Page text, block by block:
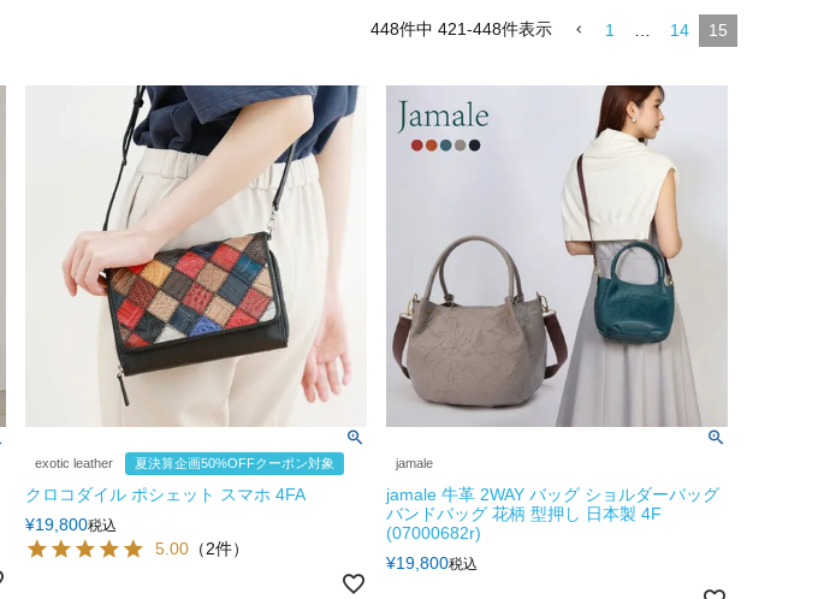
448件中 421-448件表示 1 14 15
exotic leather 夏決算企画50%OFFクーポン対象
クロコダイル ポシェット スマホ 4FA
¥19,800税込
5.00 （2件）
jamale
jamale 牛革 2WAY バッグ ショルダーバッグ
バンドバッグ 花柄 型押し 日本製 4F
(07000682r)
¥19,800税込